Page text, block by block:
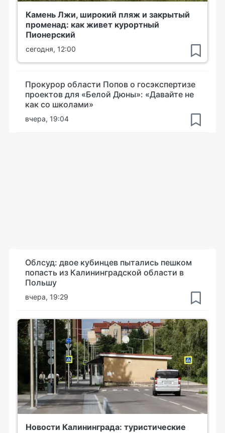
Камень Лжи, широкий пляж и закрытый
променад: как живет курортный
Пионерский
сегодня, 12:00
Прокурор области Попов о госэкспертизе
проектов для «Белой Дюны»: «Давайте не
как со школами»
вчера, 19:04
Облсуд: двое кубинцев пытались пешком
попасть из Калининградской области в
Польшу
вчера, 19:29
Новости Калининграда: туристические